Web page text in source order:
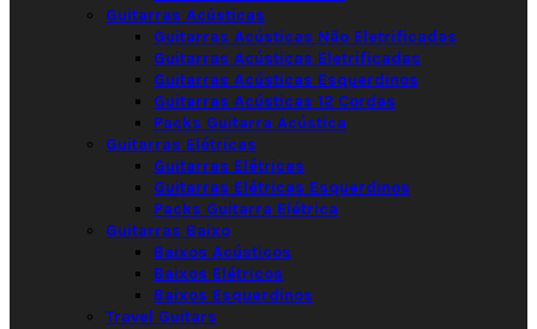
Guitarras Acústicas
Guitarras Acústicas Não Eletrificadas
Guitarras Acústicas Eletrificadas
Guitarras Acústicas Esquerdinos
Guitarras Acústicas 12 Cordas
Packs Guitarra Acústica
Guitarras Elétricas
Guitarras Elétricas
Guitarras Elétricas Esquerdinos
Packs Guitarra Elétrica
Guitarras Baixo
Baixos Acústicos
Baixos Elétricos
Baixos Esquerdinos
Travel Guitars